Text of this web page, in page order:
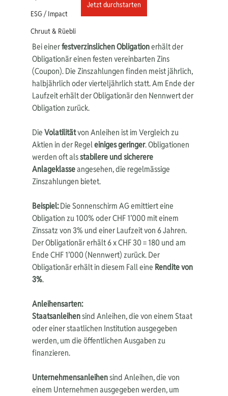
ESG / Impact
Chruut & Rüebli
Jetzt durchstarten
Bei einer festverzinslichen Obligation erhält der
Obligationär einen festen vereinbarten Zins
(Coupon). Die Zinszahlungen finden meist jährlich,
halbjährlich oder vierteljährlich statt. Am Ende der
Laufzeit erhält der Obligationär den Nennwert der
Obligation zurück.
Die Volatilität von Anleihen ist im Vergleich zu
Aktien in der Regel einiges geringer. Obligationen
werden oft als stabilere und sicherere
Anlageklasse angesehen, die regelmässige
Zinszahlungen bietet.
Beispiel: Die Sonnenschirm AG emittiert eine
Obligation zu 100% oder CHF 1’000 mit einem
Zinssatz von 3% und einer Laufzeit von 6 Jahren.
Der Obligationär erhält 6 x CHF 30 = 180 und am
Ende CHF 1’000 (Nennwert) zurück. Der
Obligationär erhält in diesem Fall eine Rendite von
3%.
Anleihensarten:
Staatsanleihen sind Anleihen, die von einem Staat
oder einer staatlichen Institution ausgegeben
werden, um die öffentlichen Ausgaben zu
finanzieren.
Unternehmensanleihen sind Anleihen, die von
einem Unternehmen ausgegeben werden, um